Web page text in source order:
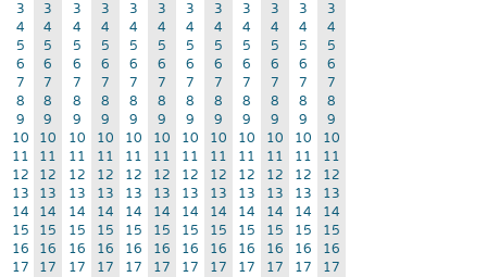
3
3 3 3 3 3 3 3 3 3 3
3
4
4 4 4 4 4 4 4 4 4 4
4
5
5 5 5 5 5 5 5 5 5 5
5
6
6 6 6 6 6 6 6 6 6 6
6
7
7 7 7 7 7 7 7 7 7 7
7
8
8 8 8 8 8 8 8 8 8 8
8
9
9 9 9 9 9 9 9 9 9 9
9
10
10 10 10 10 10 10 10 10 10 10
10
11
11 11 11 11 11 11 11 11 11 11
11
12
12 12 12 12 12 12 12 12 12 12
12
13
13 13 13 13 13 13 13 13 13 13
13
14
14 14 14 14 14 14 14 14 14 14
14
15
15 15 15 15 15 15 15 15 15 15
15
16
16 16 16 16 16 16 16 16 16 16
16
17
17 17 17 17 17 17 17 17 17 17
17